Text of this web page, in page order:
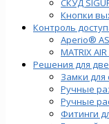
Кнопки
Контроль
Aperio®
MATRIX
Решения для
Замки для
Ручные
Ручные
Фитинги